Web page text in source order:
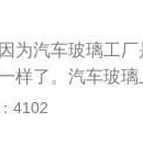
就是汽车玻璃的
为汽车玻璃工
样了。汽车玻
、生产日期和中
，就是2015
4102